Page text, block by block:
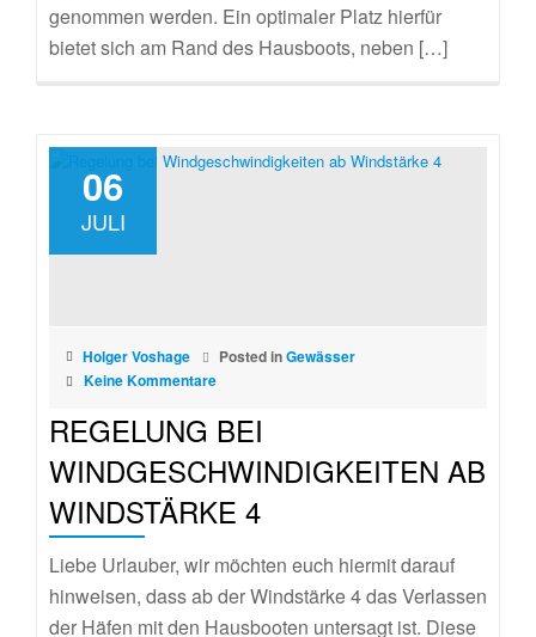
genommen werden. Ein optimaler Platz hierfür
bietet sich am Rand des Hausboots, neben […]
06
JULI
Holger Voshage Posted inGewässer
Keine Kommentare
REGELUNG BEI
WINDGESCHWINDIGKEITEN AB
WINDSTÄRKE 4
Liebe Urlauber, wir möchten euch hiermit darauf
hinweisen, dass ab der Windstärke 4 das Verlassen
der Häfen mit den Hausbooten untersagt ist. Diese